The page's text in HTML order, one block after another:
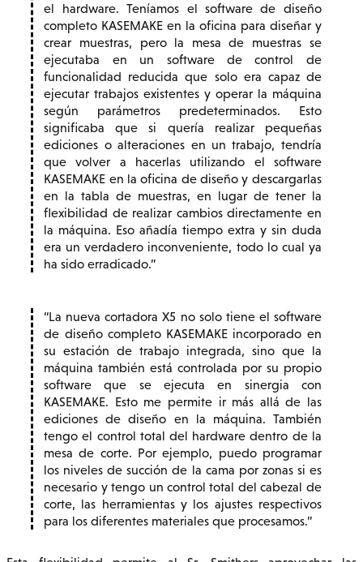
el hardware. Teníamos el software de diseño
completo KASEMAKE en la oficina para diseñar y
crear muestras, pero la mesa de muestras se
ejecutaba en un software de control de
funcionalidad reducida que solo era capaz de
ejecutar trabajos existentes y operar la máquina
según parámetros predeterminados. Esto
significaba que si quería realizar pequeñas
ediciones o alteraciones en un trabajo, tendría
que volver a hacerlas utilizando el software
KASEMAKE en la oficina de diseño y descargarlas
en la tabla de muestras, en lugar de tener la
flexibilidad de realizar cambios directamente en
la máquina. Eso añadía tiempo extra y sin duda
era un verdadero inconveniente, todo lo cual ya
ha sido erradicado.
La nueva cortadora X5 no solo tiene el software
de diseño completo KASEMAKE incorporado en
su estación de trabajo integrada, sino que la
máquina también está controlada por su propio
software que se ejecuta en sinergia con
KASEMAKE. Esto me permite ir más allá de las
ediciones de diseño en la máquina. También
tengo el control total del hardware dentro de la
mesa de corte. Por ejemplo, puedo programar
los niveles de succión de la cama por zonas si es
necesario y tengo un control total del cabezal de
corte, las herramientas y los ajustes respectivos
para los diferentes materiales que procesamos.